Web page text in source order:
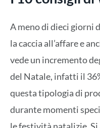
A meno di dieci giorni
la caccia all’affare e
vede un incremento
del Natale, infatti il
questa tipologia di
durante momenti